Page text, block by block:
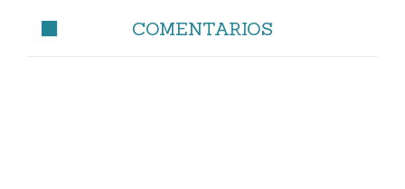
COMENTARIOS